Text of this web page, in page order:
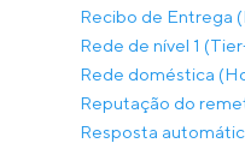
Recibo de Entrega
Rede de nível 1
Rede doméstica
Reputação do
Resposta